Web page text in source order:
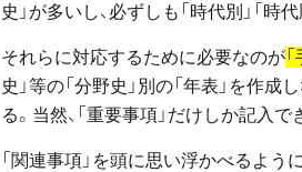
史」が多いし、必ずしも「時代別」「
それらに対応するために必要なのが
史」等の「分野史」別の「年表」を作
る。当然、「重要事項」だけしか記入で
「関連事項」を頭に思い浮かべるよう